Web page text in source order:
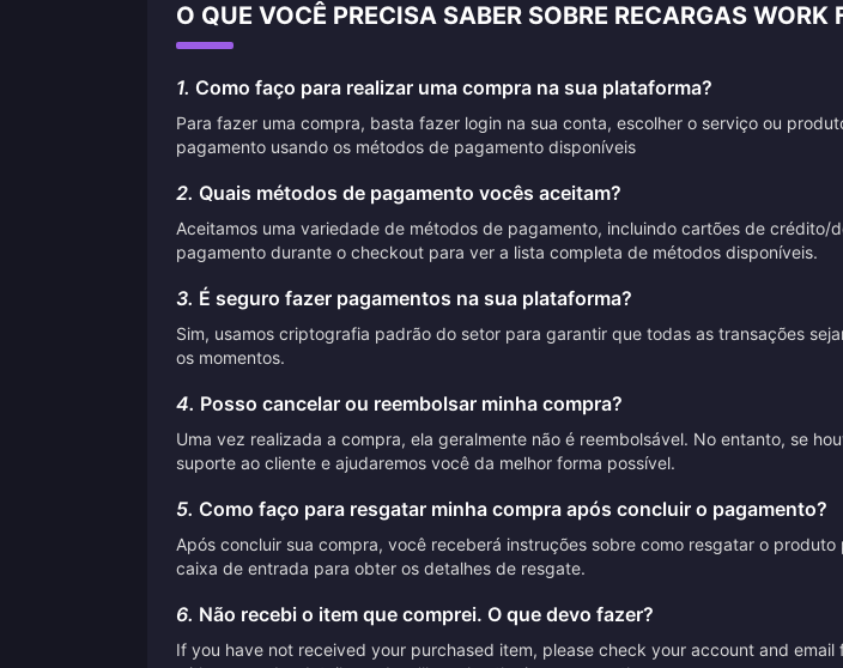
O QUE VOCÊ PRECISA SABER SOBRE RECARGAS
1. Como faço para realizar uma compra na sua plataforma?
Para fazer uma compra, basta fazer login na sua conta, escolher o serviço ou
pagamento usando os métodos de pagamento disponíveis
2. Quais métodos de pagamento vocês aceitam?
Aceitamos uma variedade de métodos de pagamento, incluindo cartões de
pagamento durante o checkout para ver a lista completa de métodos disponíveis.
3. É seguro fazer pagamentos na sua plataforma?
Sim, usamos criptografia padrão do setor para garantir que todas as transações
os momentos.
4. Posso cancelar ou reembolsar minha compra?
Uma vez realizada a compra, ela geralmente não é reembolsável. No entanto, se
suporte ao cliente e ajudaremos você da melhor forma possível.
5. Como faço para resgatar minha compra após concluir o pagamento?
Após concluir sua compra, você receberá instruções sobre como resgatar o
caixa de entrada para obter os detalhes de resgate.
6. Não recebi o item que comprei. O que devo fazer?
If you have not received your purchased item, please check your account and